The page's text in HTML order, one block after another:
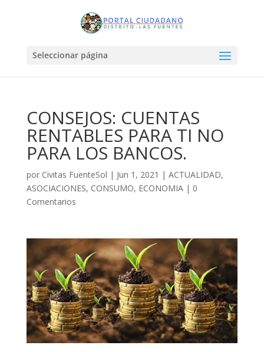
Seleccionar página
CONSEJOS: CUENTAS
RENTABLES PARA TI NO
PARA LOS BANCOS.
por Civitas FuenteSol | Jun 1, 2021 | ACTUALIDAD,
ASOCIACIONES, CONSUMO, ECONOMIA| 0
Comentarios